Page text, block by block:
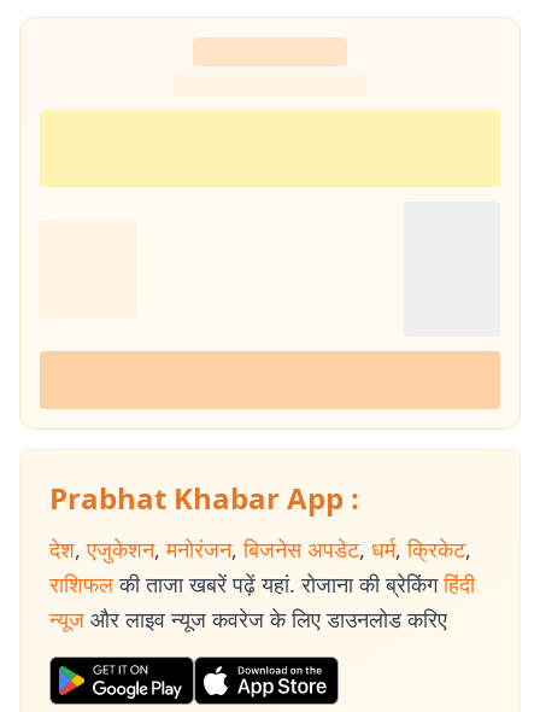
सही और प्रैक्टिकल जानकारी पहुंचा सकते हैं. उनकी हमेशा यही कोशिश रहती है कि वे
SEO-फ्रेंडली होते हैं.
Prabhat Khabar App :
देश, एजुकेशन, मनोरंजन, बिजनेस अपडेट, धर्म, क्रिकेट,
राशिफल की ताजा खबरें पढ़ें यहां. रोजाना की ब्रेकिंग हिंदी
न्यूज और लाइव न्यूज कवरेज के लिए डाउनलोड करिए